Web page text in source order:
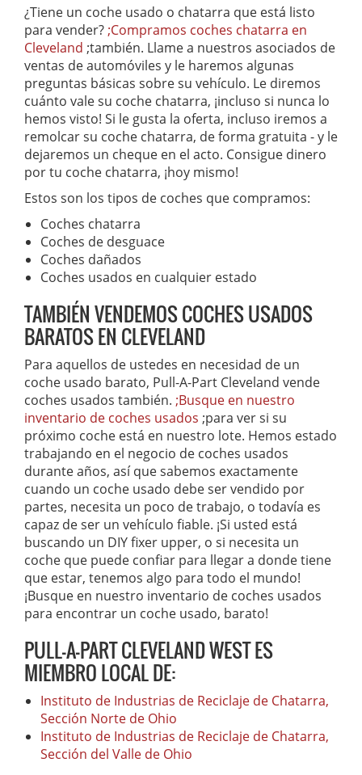
¿Tiene un coche usado o chatarra que está listo
para vender? ;Compramos coches chatarra en
Cleveland ;también. Llame a nuestros asociados de
ventas de automóviles y le haremos algunas
preguntas básicas sobre su vehículo. Le diremos
cuánto vale su coche chatarra, ¡incluso si nunca lo
hemos visto! Si le gusta la oferta, incluso iremos a
remolcar su coche chatarra, de forma gratuita - y le
dejaremos un cheque en el acto. Consigue dinero
por tu coche chatarra, ¡hoy mismo!
Estos son los tipos de coches que compramos:
Coches chatarra
Coches de desguace
Coches dañados
Coches usados en cualquier estado
TAMBIÉN VENDEMOS COCHES USADOS
BARATOS EN CLEVELAND
Para aquellos de ustedes en necesidad de un
coche usado barato, Pull-A-Part Cleveland vende
coches usados también. ;Busque en nuestro
inventario de coches usados ;para ver si su
próximo coche está en nuestro lote. Hemos estado
trabajando en el negocio de coches usados
durante años, así que sabemos exactamente
cuando un coche usado debe ser vendido por
partes, necesita un poco de trabajo, o todavía es
capaz de ser un vehículo fiable. ¡Si usted está
buscando un DIY fixer upper, o si necesita un
coche que puede confiar para llegar a donde tiene
que estar, tenemos algo para todo el mundo!
¡Busque en nuestro inventario de coches usados
para encontrar un coche usado, barato!
PULL-A-PART CLEVELAND WEST ES
MIEMBRO LOCAL DE:
Instituto de Industrias de Reciclaje de Chatarra,
Sección Norte de Ohio
Instituto de Industrias de Reciclaje de Chatarra,
Sección del Valle de Ohio